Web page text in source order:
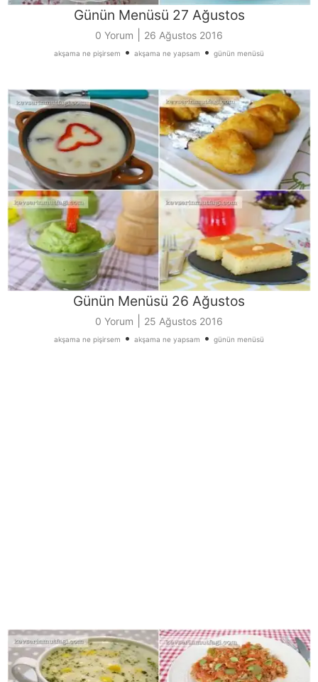
Günün Menüsü 27 Ağustos
0 Yorum 26 Ağustos 2016
akşama ne pişirsem • akşama ne yapsam • günün menüsü
Günün Menüsü 26 Ağustos
0 Yorum 25 Ağustos 2016
akşama ne pişirsem • akşama ne yapsam • günün menüsü